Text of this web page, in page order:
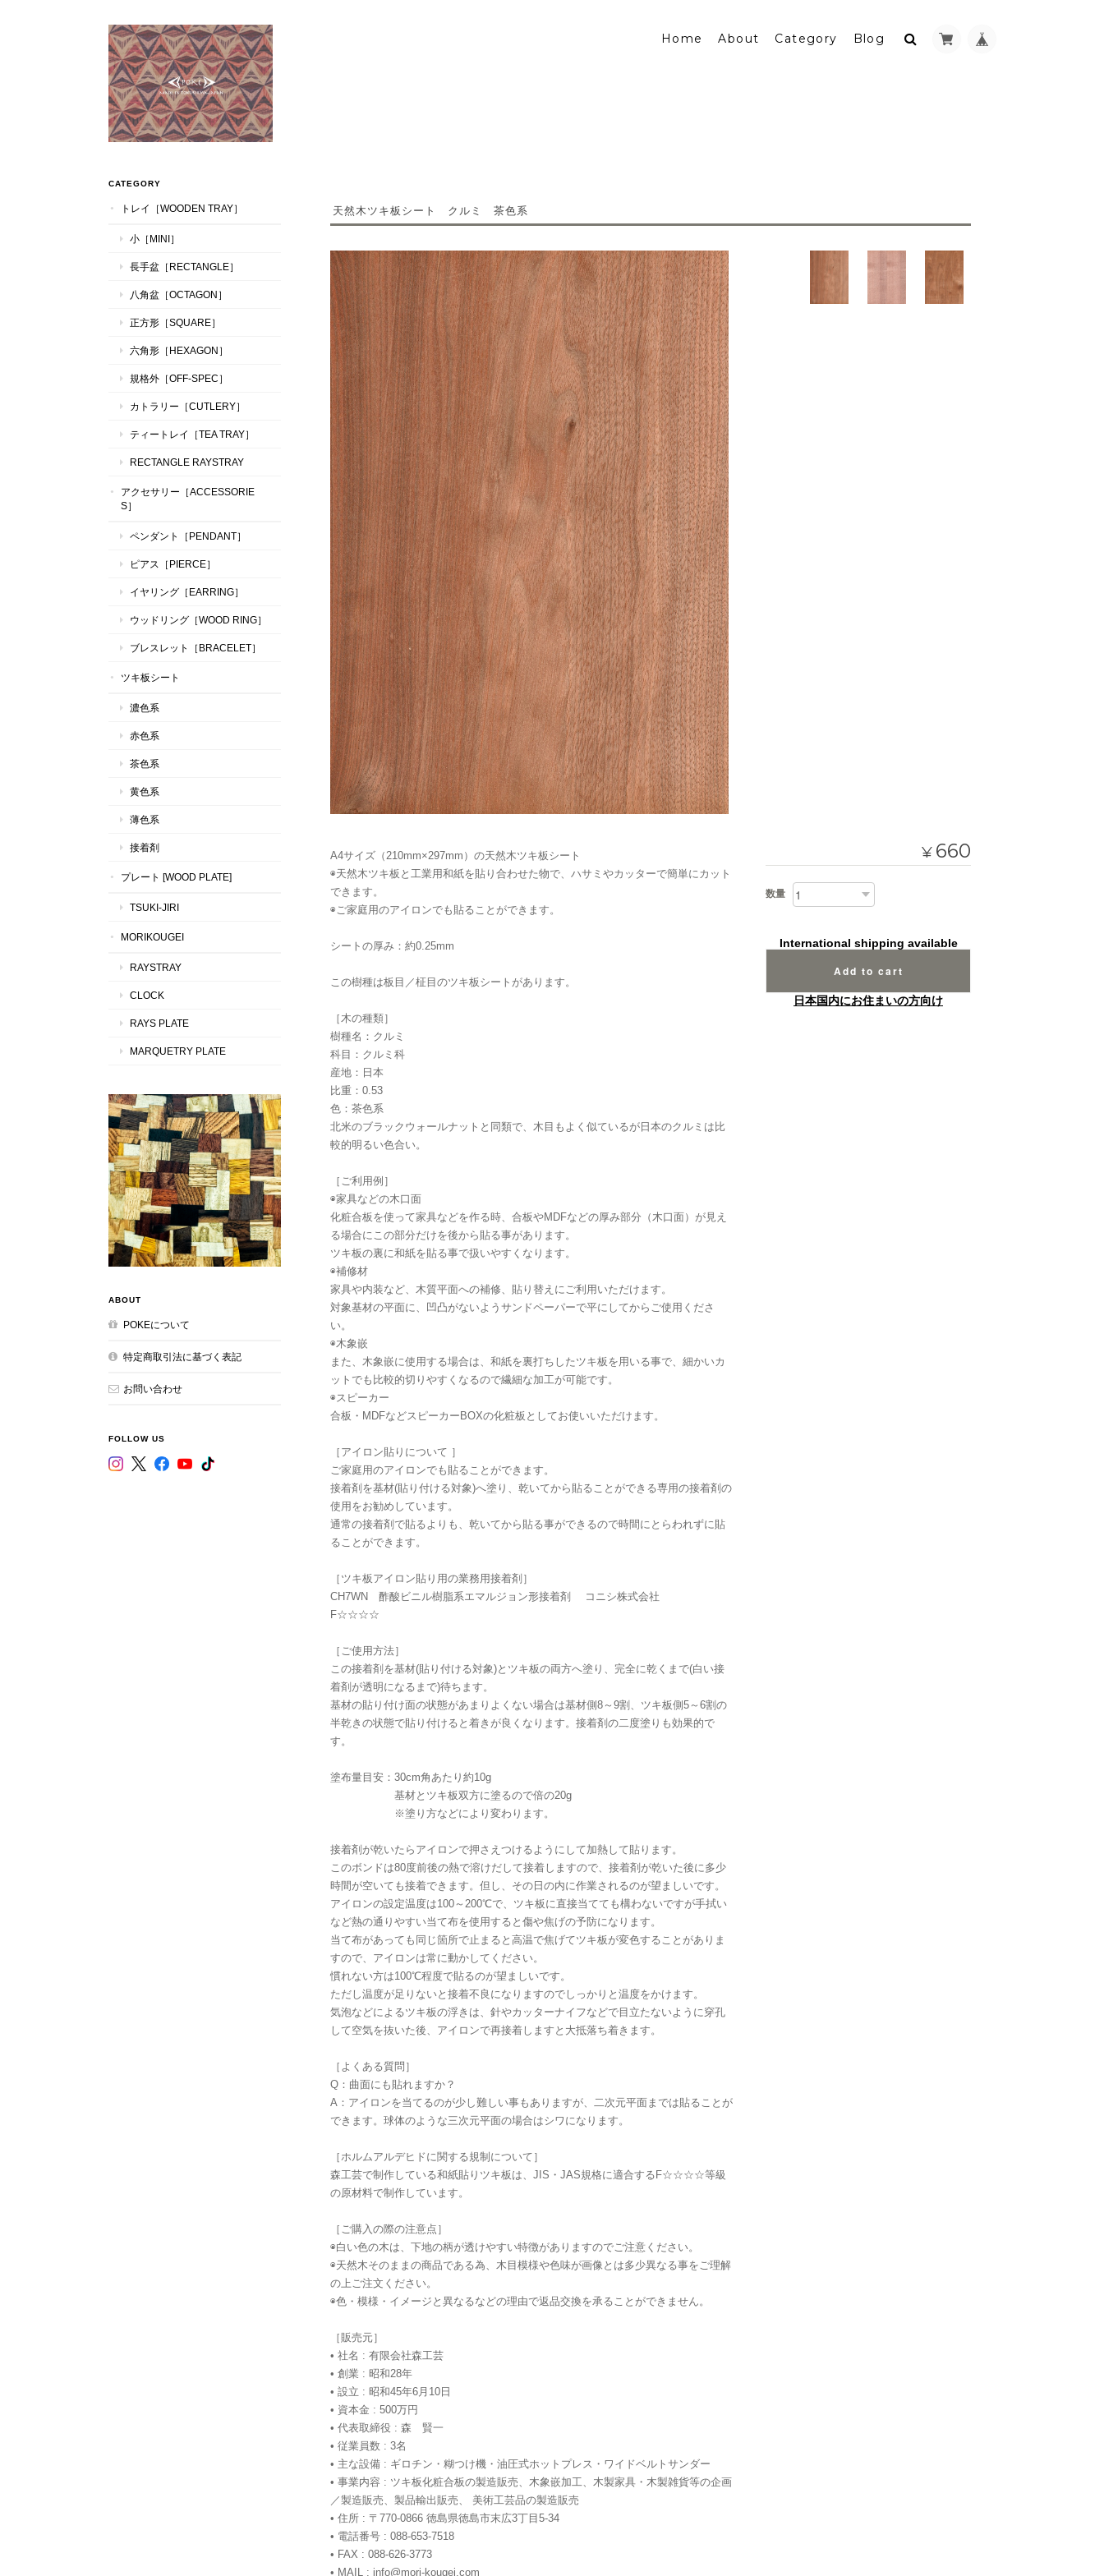
Home About Category Blog
天然木ツキ板シート クルミ 茶色系
A4サイズ（210mm×297mm）の天然木ツキ板シート
◉天然木ツキ板と工業用和紙を貼り合わせた物で、ハサミやカッターで簡単にカット
できます。
◉ご家庭用のアイロンでも貼ることができます。
シートの厚み：約0.25mm
この樹種は板目／柾目のツキ板シートがあります。
［木の種類］
樹種名：クルミ
科目：クルミ科
産地：日本
比重：0.53
色：茶色系
北米のブラックウォールナットと同類で、木目もよく似ているが日本のクルミは比
較的明るい色合い。
［ご利用例］
◉家具などの木口面
化粧合板を使って家具などを作る時、合板やMDFなどの厚み部分（木口面）が見え
る場合にこの部分だけを後から貼る事があります。
ツキ板の裏に和紙を貼る事で扱いやすくなります。
◉補修材
家具や内装など、木質平面への補修、貼り替えにご利用いただけます。
対象基材の平面に、凹凸がないようサンドペーパーで平にしてからご使用くださ
い。
◉木象嵌
また、木象嵌に使用する場合は、和紙を裏打ちしたツキ板を用いる事で、細かいカ
ットでも比較的切りやすくなるので繊細な加工が可能です。
◉スピーカー
合板・MDFなどスピーカーBOXの化粧板としてお使いいただけます。
［アイロン貼りについて ］
ご家庭用のアイロンでも貼ることができます。
接着剤を基材(貼り付ける対象)へ塗り、乾いてから貼ることができる専用の接着剤の
使用をお勧めしています。
通常の接着剤で貼るよりも、乾いてから貼る事ができるので時間にとらわれずに貼
ることができます。
［ツキ板アイロン貼り用の業務用接着剤］
CH7WN 酢酸ビニル樹脂系エマルジョン形接着剤 コニシ株式会社
F☆☆☆☆
［ご使用方法］
この接着剤を基材(貼り付ける対象)とツキ板の両方へ塗り、完全に乾くまで(白い接
着剤が透明になるまで)待ちます。
基材の貼り付け面の状態があまりよくない場合は基材側8～9割、ツキ板側5～6割の
半乾きの状態で貼り付けると着きが良くなります。接着剤の二度塗りも効果的で
す。
塗布量目安：30cm角あたり約10g
基材とツキ板双方に塗るので倍の20g
※塗り方などにより変わります。
接着剤が乾いたらアイロンで押さえつけるようにして加熱して貼ります。
このボンドは80度前後の熱で溶けだして接着しますので、接着剤が乾いた後に多少
時間が空いても接着できます。但し、その日の内に作業されるのが望ましいです。
アイロンの設定温度は100～200℃で、ツキ板に直接当てても構わないですが手拭い
など熱の通りやすい当て布を使用すると傷や焦げの予防になります。
当て布があっても同じ箇所で止まると高温で焦げてツキ板が変色することがありま
すので、アイロンは常に動かしてください。
慣れない方は100℃程度で貼るのが望ましいです。
ただし温度が足りないと接着不良になりますのでしっかりと温度をかけます。
気泡などによるツキ板の浮きは、針やカッターナイフなどで目立たないように穿孔
して空気を抜いた後、アイロンで再接着しますと大抵落ち着きます。
［よくある質問］
Q：曲面にも貼れますか？
A：アイロンを当てるのが少し難しい事もありますが、二次元平面までは貼ることが
できます。球体のような三次元平面の場合はシワになります。
［ホルムアルデヒドに関する規制について］
森工芸で制作している和紙貼りツキ板は、JIS・JAS規格に適合するF☆☆☆☆等級
の原材料で制作しています。
［ご購入の際の注意点］
◉白い色の木は、下地の柄が透けやすい特徴がありますのでご注意ください。
◉天然木そのままの商品である為、木目模様や色味が画像とは多少異なる事をご理解
の上ご注文ください。
◉色・模様・イメージと異なるなどの理由で返品交換を承ることができません。
［販売元］
• 社名 : 有限会社森工芸
• 創業 : 昭和28年
• 設立 : 昭和45年6月10日
• 資本金 : 500万円
• 代表取締役 : 森 賢一
• 従業員数 : 3名
• 主な設備 : ギロチン・糊つけ機・油圧式ホットプレス・ワイドベルトサンダー
• 事業内容 : ツキ板化粧合板の製造販売、木象嵌加工、木製家具・木製雑貨等の企画
／製造販売、製品輸出販売、 美術工芸品の製造販売
• 住所 : 〒770-0866 徳島県徳島市末広3丁目5-34
• 電話番号 : 088-653-7518
• FAX : 088-626-3773
• MAIL : info@mori-kougei.com
¥ 660
数量
International shipping available
Add to cart
日本国内にお住まいの方向け
CATEGORY
トレイ［WOODEN TRAY］
小［MINI］
長手盆［RECTANGLE］
八角盆［OCTAGON］
正方形［SQUARE］
六角形［HEXAGON］
規格外［OFF-SPEC］
カトラリー［CUTLERY］
ティートレイ［TEA TRAY］
RECTANGLE RAYSTRAY
アクセサリー［ACCESSORIE
S］
ペンダント［PENDANT］
ピアス［PIERCE］
イヤリング［EARRING］
ウッドリング［WOOD RING］
ブレスレット［BRACELET］
ツキ板シート
濃色系
赤色系
茶色系
黄色系
薄色系
接着剤
プレート [WOOD PLATE]
TSUKI-JIRI
MORIKOUGEI
RAYSTRAY
CLOCK
RAYS PLATE
MARQUETRY PLATE
ABOUT
POKEについて
特定商取引法に基づく表記
お問い合わせ
FOLLOW US